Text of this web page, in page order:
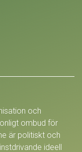
och
ombud för
är politiskt och
ideell